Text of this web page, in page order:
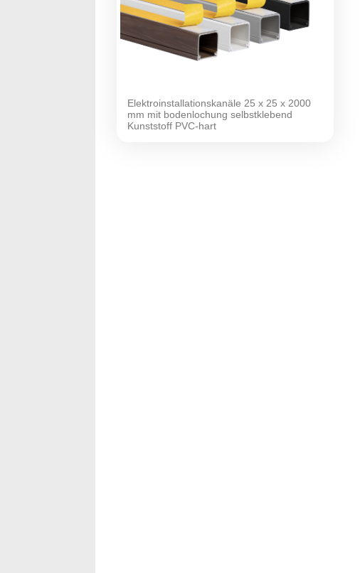
Elektroinstallationskanäle 25 x 25 x 2000
mm mit bodenlochung selbstklebend
Kunststoff PVC-hart